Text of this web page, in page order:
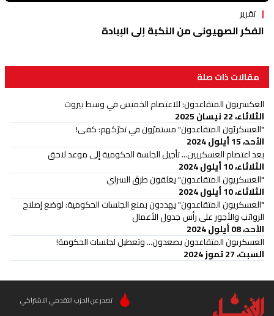
تقرير
الفكر الصهيوني من النكبة إلى الإبادة
مقالات ذات صلة
العكسريون المتقاعدون: للاعتصام الخميس في وسط بيروت
الثلاثاء، 22 نيسان 2025
"العسكريّون المتقاعدون" مستمرّون في تحرّكهم: كفى!
الأحد، 15 أيلول 2024
بعد اعتصام العسكريين... تأجيل الجلسة الحكومية إلى موعد لاحق
الثلاثاء، 10 أيلول 2024
"العسكريون المتقاعدون" يغلقون طرقَ السراي
الثلاثاء، 10 أيلول 2024
"العسكريون المتقاعدون" يهددون بمنع الجلسات الحكومية: لوضع إصلاح
الرواتب والأجور على رأس جدول الأعمال
الأحد، 08 أيلول 2024
العسكريون المتقاعدون يصعدون... وتعطيل لجلسات الحكومة!
السبت، 27 تموز 2024
تصدر عن الحزب التقدمي الاشتراكي